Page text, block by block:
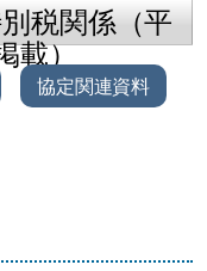
税関係（平
載）
協定関連資料